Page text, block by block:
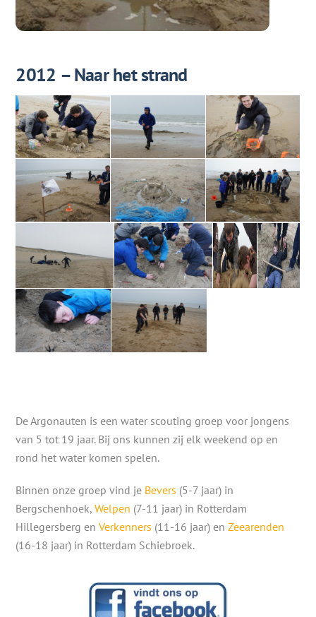
2012 – Naar het strand
De Argonauten is een water scouting groep voor jongens
van 5 tot 19 jaar. Bij ons kunnen zij elk weekend op en
rond het water komen spelen.
Binnen onze groep vind je Bevers (5-7 jaar) in
Bergschenhoek,Welpen (7-11 jaar) in Rotterdam
Hillegersberg enVerkenners (11-16 jaar) enZeearenden
(16-18 jaar) in Rotterdam Schiebroek.